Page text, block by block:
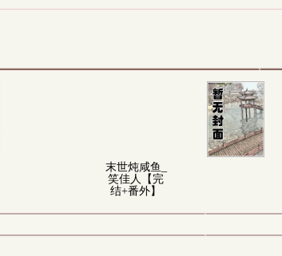
末世炖咸鱼_
笑佳人【完
结+番外】